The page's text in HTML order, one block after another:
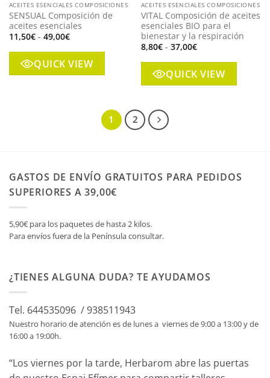
ACEITES ESENCIALES COMPOSICIONES
SENSUAL Composición de
aceites esenciales
11,50€ - 49,00€Rango
precios:
desde
11,50€
hasta
QUICK VIEW
ACEITES ESENCIALES COMPOSICIONES
VITAL Composición de aceites
esenciales BIO para el
bienestar y la respiración
8,80€ - 37,00€Rango
precios:
desde
8,80€
hasta
QUICK VIEW
1 2
GASTOS DE ENVÍO GRATUITOS PARA PEDIDOS
SUPERIORES A 39,00€
5,90€ para los paquetes de hasta 2 kilos.
Para envíos fuera de la Península consultar.
¿TIENES ALGUNA DUDA? TE AYUDAMOS
Tel. 644535096 / 938511943
Nuestro horario de atención es de lunes a viernes de 9:00 a 13:00 y de
16:00 a 19:00h.
“Los viernes por la tarde, Herbarom abre las puertas